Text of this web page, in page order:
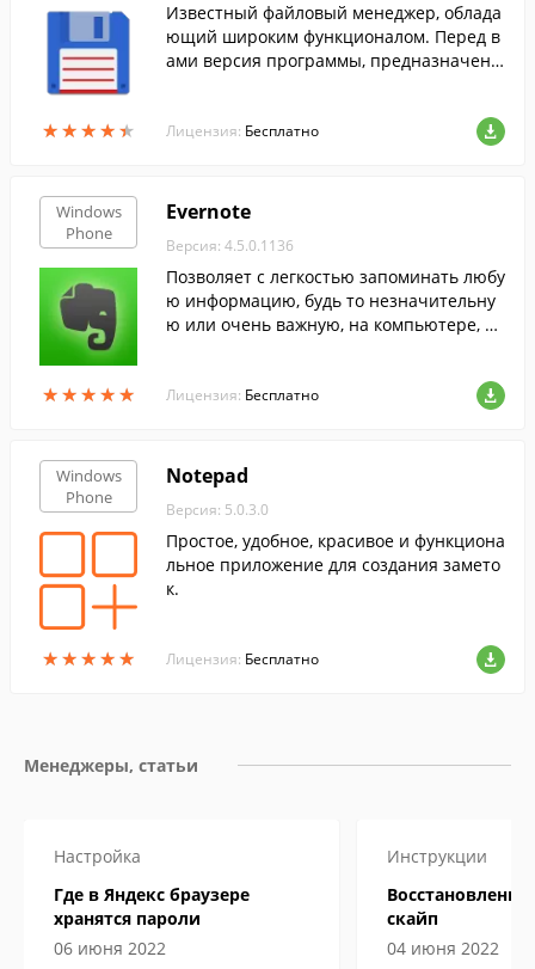
★★★★★
★★★★★
Известный файловый менеджер, облада
ющий широким функционалом. Перед в
ами версия программы, предназначенн
Лицензия: Бесплатно
Windows
Phone
★★★★★
★★★★★
Evernote
Версия: 4.5.0.1136
Позволяет с легкостью запоминать любу
ю информацию, будь то незначительну
ю или очень важную, на компьютере, те
Лицензия: Бесплатно
Windows
Phone
★★★★★
★★★★★
Notepad
Версия: 5.0.3.0
Простое, удобное, красивое и функциона
льное приложение для создания замето
к.
Лицензия: Бесплатно
Менеджеры, статьи
Настройка
Где в Яндекс браузере
хранятся пароли
06 июня 2022
Инструкции
скайп
04 июня 2022